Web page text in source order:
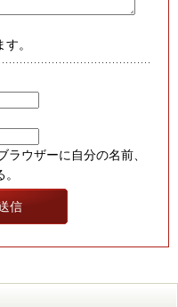
。
ウザーに自分の名前、